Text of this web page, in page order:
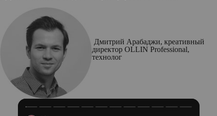
Дмитрий Арабаджи, креативный
директор OLLIN Professional,
технолог